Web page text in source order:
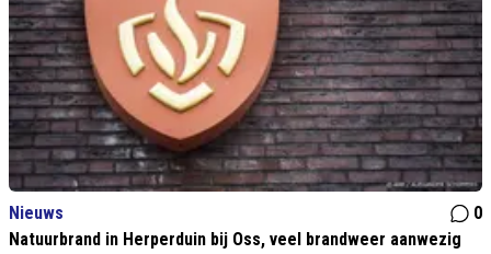
Nieuws
0
Natuurbrand in Herperduin bij Oss, veel brandweer aanwezig